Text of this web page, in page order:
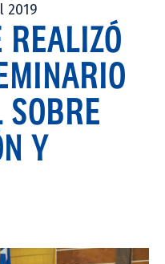
2019
REALIZÓ
Y